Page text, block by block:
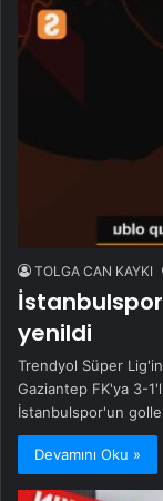
TOLGA CAN KAYKI
yenildi
Trendyol Süper
Gaziantep FK'ya 3-
İstanbulspor'un
Devamını Oku »